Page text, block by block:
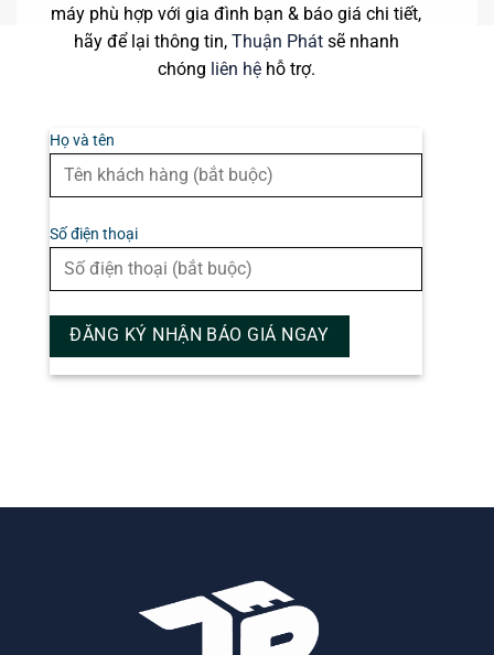
máy phù hợp với gia đình bạn & báo giá chi tiết,
hãy để lại thông tin, Thuận Phátsẽ nhanh
chóng liên hệhỗ trợ.
Họ và tên
Số điện thoại